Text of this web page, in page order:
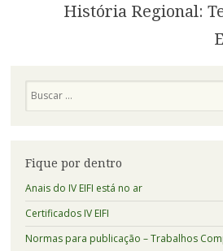
História Regional:
Fique por dentro
Anais do IV EIFI está no ar
Certificados IV EIFI
Normas para publicação – Trabalhos